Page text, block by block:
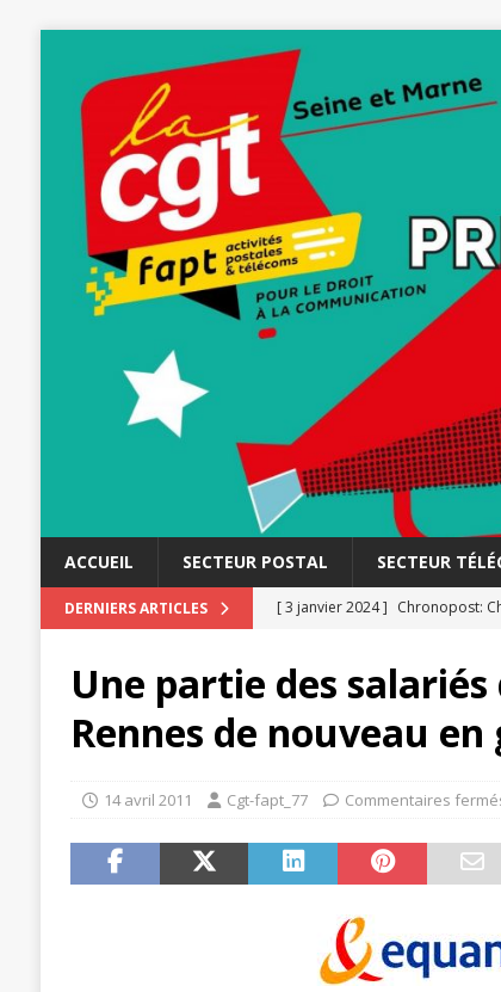
ACCUEIL SECTEUR POSTAL SECTEUR
DERNIERS ARTICLES [ 3 janvier 2024 ] Chronopost:
[ 20 novembre 2023 ]
[ 15 novembre 2023 ]
[ 3 avril 2026 ] Mutuelle :
POSTAL
[ 19 septembre 2025 ] La Poste
SECTEUR POSTAL
[ 16 septembre 2025 ] La Poste
Une partie des salariés
Rennes de nouveau en
14 avril 2011 Cgt-fapt_77 Commentaires